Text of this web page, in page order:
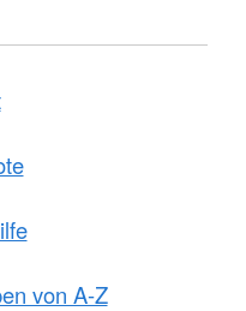
von A-Z